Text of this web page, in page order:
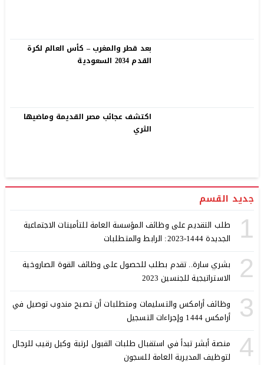
بعد قطر والمغرب – كأس العالم لكرة
القدم 2034 السعودية
اكتشف عجائب مصر القديمة وماضيها
الثري
جديد القسم
1
طلب التقديم على وظائف المؤسسة العامة للتأمينات الاجتماعية
الجديدة 1444-2023: الرابط والمتطلبات
2
بشري سارة.. تقدم بطلب للحصول على وظائف القوة الصاروخية
الاستراتيجية للجنسين 2023
3
وظائف أرامكس والتسليمات ومتطلبات أن تصبح مندوب توصيل في
أرامكس 1444 وإجراءات التسجيل
4
منصة أبشر تبدأ في استقبال طلبات القبول لرتبة وكيل رقيب للرجال
لتوظيف المديرية العامة للسجون